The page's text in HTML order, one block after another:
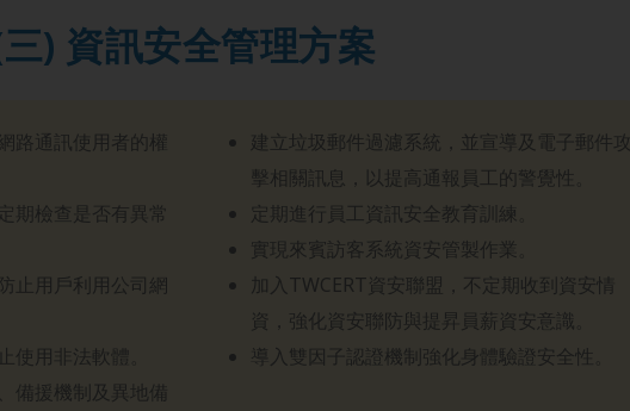
) 資訊安全管理方案
路通訊使用者的權
期檢查是否有異常
止用戶利用公司網
使用非法軟體。
備援機制及異地備
建立垃圾郵件過濾系統，並宣導及電子郵件攻
擊相關訊息，以提高通報員工的警覺性。
定期進行員工資訊安全教育訓練。
實現來賓訪客系統資安管製作業。
加入TWCERT資安聯盟，不定期收到資安情
資，強化資安聯防與提昇員薪資安意識。
導入雙因子認證機制強化身體驗證安全性。